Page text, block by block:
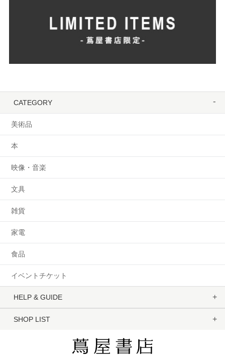
CATEGORY
美術品
本
映像・音楽
文具
雑貨
家電
食品
イベントチケット
HELP & GUIDE
SHOP LIST